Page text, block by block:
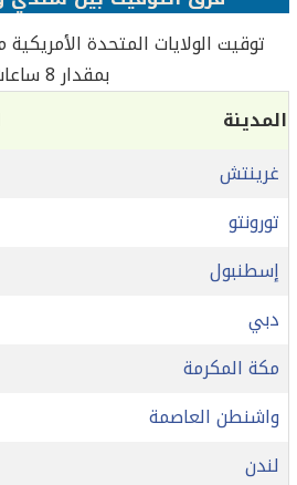
توقيت الولايات المتحدة
بمقدار 8 ساعات
المدينة
غرينتش
تورونتو
إسطنبول
دبي
مكة المكرمة
واشنطن العاصمة
لندن